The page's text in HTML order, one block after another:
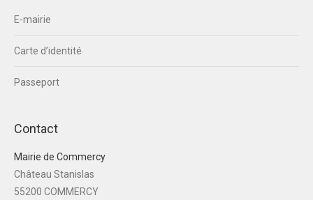
E-mairie
Carte d’identité
Passeport
Contact
Mairie de Commercy
Château Stanislas
55200 COMMERCY